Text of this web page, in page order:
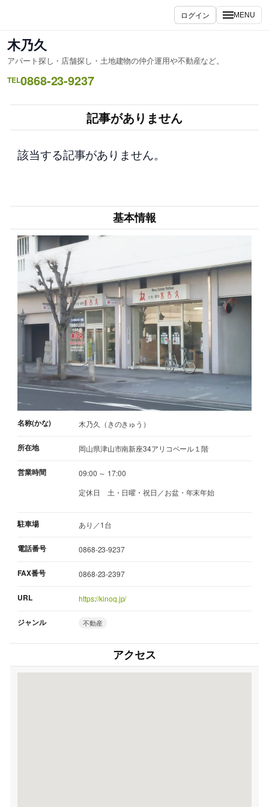
ス
キ
ッ
ログイン MENU
木乃久
アパート探し・店舗探し・土地建物の仲介運用や不動産など。
TEL0868-23-9237
記事がありません
該当する記事がありません。
基本情報
名称(かな) 木乃久（きのきゅう）
所在地 岡山県津山市南新座34アリコベール１階
営業時間
09:00 ～ 17:00
定休日
土・日曜・祝日／お盆・年末年始
駐車場 あり／1台
電話番号 0868-23-9237
FAX番号 0868-23-2397
URL https://kinoq.jp/
ジャンル 不動産
アクセス